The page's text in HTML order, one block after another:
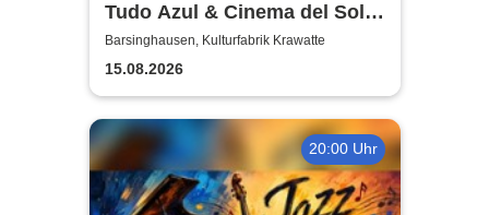
Tudo Azul & Cinema del Sol:
Das tiefste Blau
Barsinghausen, Kulturfabrik Krawatte
15.08.2026
20:00 Uhr